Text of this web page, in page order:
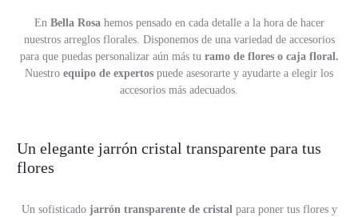
En Bella Rosahemos pensado en cada detalle a la hora de hacer
nuestros arreglos florales. Disponemos de una variedad de accesorios
para que puedas personalizar aún más tu ramo de flores o caja floral.
Nuestro equipo de expertos puede asesorarte y ayudarte a elegir los
accesorios más adecuados.
Un elegante jarrón cristal transparente para tus
flores
Un sofisticado jarrón transparente de cristalpara poner tus flores y